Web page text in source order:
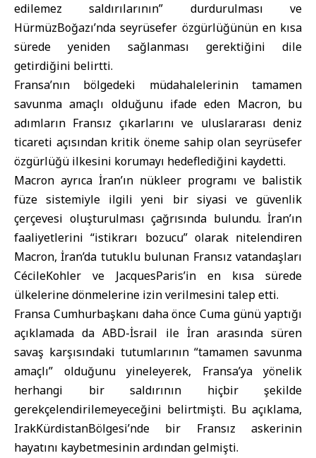
edilemez saldırılarının” durdurulması ve
HürmüzBoğazı’nda seyrüsefer özgürlüğünün en kısa
sürede yeniden sağlanması gerektiğini dile
getirdiğini belirtti.
Fransa’nın bölgedeki müdahalelerinin tamamen
savunma amaçlı olduğunu ifade eden Macron, bu
adımların Fransız çıkarlarını ve uluslararası deniz
ticareti açısından kritik öneme sahip olan seyrüsefer
özgürlüğü ilkesini korumayı hedeflediğini kaydetti.
Macron ayrıca İran’ın nükleer programı ve balistik
füze sistemiyle ilgili yeni bir siyasi ve güvenlik
çerçevesi oluşturulması çağrısında bulundu. İran’ın
faaliyetlerini “istikrarı bozucu” olarak nitelendiren
Macron, İran’da tutuklu bulunan Fransız vatandaşları
CécileKohler ve JacquesParis’in en kısa sürede
ülkelerine dönmelerine izin verilmesini talep etti.
Fransa Cumhurbaşkanı daha önce Cuma günü yaptığı
açıklamada da ABD-İsrail ile İran arasında süren
savaş karşısındaki tutumlarının “tamamen savunma
amaçlı” olduğunu yineleyerek, Fransa’ya yönelik
herhangi bir saldırının hiçbir şekilde
gerekçelendirilemeyeceğini belirtmişti. Bu açıklama,
IrakKürdistanBölgesi’nde bir Fransız askerinin
hayatını kaybetmesinin ardından gelmişti.